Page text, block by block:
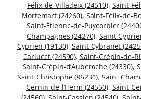
Félix-de-Villadeix (24510), Saint-
Mortemart (24260), Saint-Félix-de-
Saint-Étienne-de-Puycorbier
Champagnes (24270), Saint-
Cyprien (19130), Saint-Cybranet
Carlucet (24590), Saint-Crépin-de-
Saint-Crépin-d’Auberoche (24330),
Saint-Christophe (86230), Saint-
Cernin-de-l’Herm (24550), Saint-